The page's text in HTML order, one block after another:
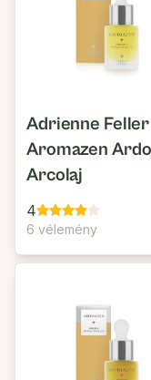
Adrienne Feller
Aromazen
Arcolaj
4
6 vélemény